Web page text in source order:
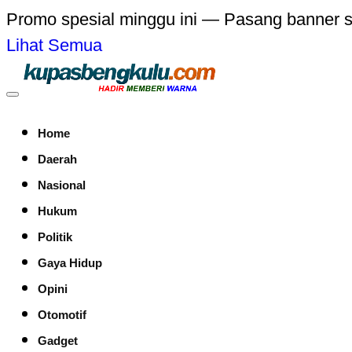
Promo spesial minggu ini — Pasang banner
Lihat Semua
Home
Daerah
Nasional
Hukum
Politik
Gaya Hidup
Opini
Otomotif
Gadget